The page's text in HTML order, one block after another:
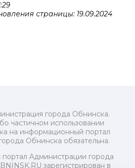
страницы: 19.09.2024
города Обнинска.
частичном использовании
на информационный портал
Обнинска обязательна.
Администрации города
зарегистрирован в